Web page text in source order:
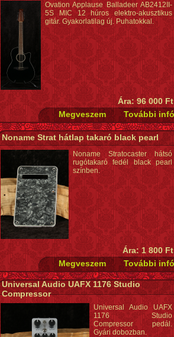
Ovation Applause Balladeer AB2412II-
5S MIC 12 húros elektro-akusztikus
gitár. Gyakorlatilag új. Puhatokkal.
Ára: 96 000 Ft
Noname Strat hátlap takaró black pearl
Noname Stratocaster hátsó
rugótakaró fedél black pearl
színben.
Ára: 1 800 Ft
Universal Audio UAFX 1176 Studio
Compressor
Universal Audio UAFX
1176 Studio
Compressor pedál.
Gyári dobozban.